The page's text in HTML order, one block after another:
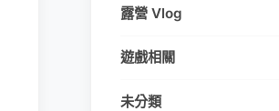
露營 Vlog
遊戲相關
未分類